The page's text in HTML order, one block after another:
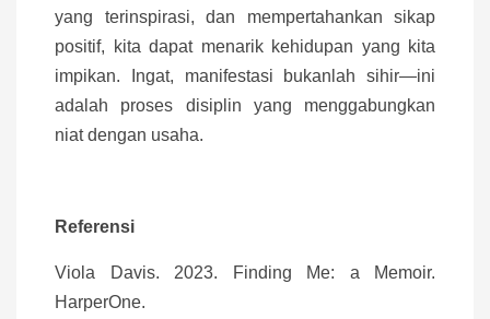
yang terinspirasi, dan mempertahankan sikap
positif, kita dapat menarik kehidupan yang kita
impikan. Ingat, manifestasi bukanlah sihir—ini
adalah proses disiplin yang menggabungkan
niat dengan usaha.
Referensi
Viola Davis. 2023. Finding Me: a Memoir.
HarperOne.